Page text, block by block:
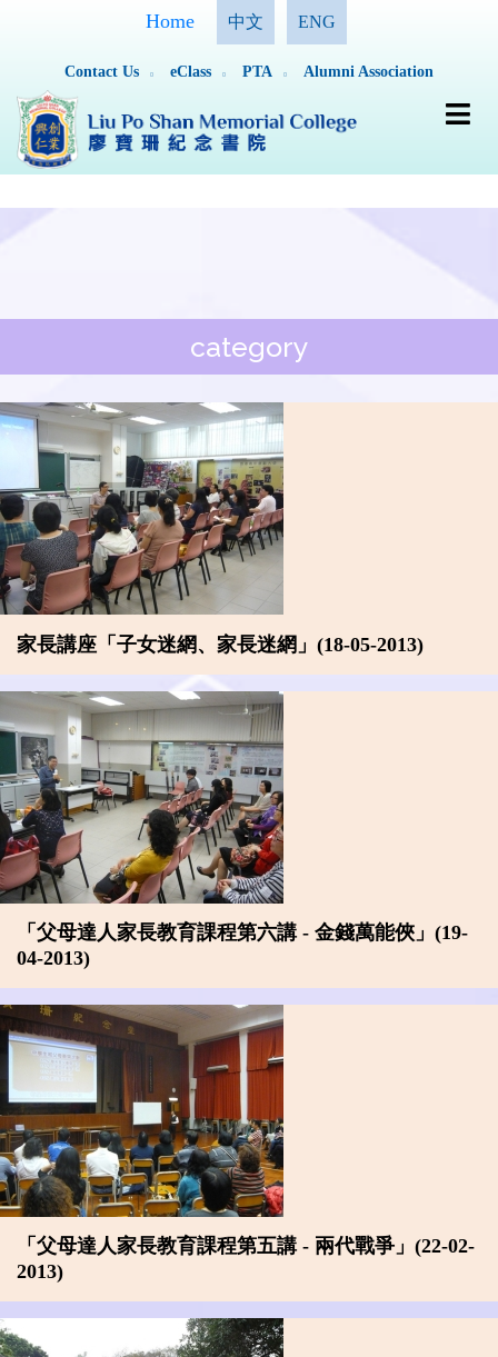
Home 中文 ENG
Contact Us eClass PTA Alumni Association
category
家長講座「子女迷網、家長迷網」(18-05-2013)
「父母達人家長教育課程第六講 - 金錢萬能俠」(19-
04-2013)
「父母達人家長教育課程第五講 - 兩代戰爭」(22-02-
2013)